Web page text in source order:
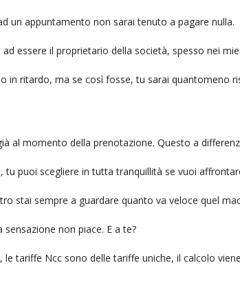
un appuntamento non sarai tenuto a pagare nulla.
essere il proprietario della società, spesso nei
in ritardo, ma se così fosse, tu sarai quantomeno
al momento della prenotazione. Questo a
tu puoi scegliere in tutta tranquillità se vuoi
stai sempre a guardare quanto va veloce quel
non piace. E a te?
tariffe Ncc sono delle tariffe uniche, il calcolo